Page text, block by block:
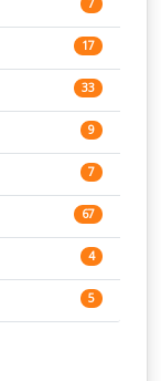
15
14
14
14
15
219
11
159
7
17
33
9
7
67
4
5